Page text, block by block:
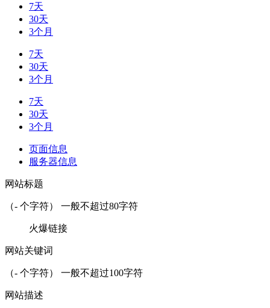
7天
30天
3个月
7天
30天
3个月
7天
30天
3个月
页面信息
服务器信息
网站标题
（- 个字符） 一般不超过80字符
火爆链接
网站关键词
（- 个字符） 一般不超过100字符
网站描述